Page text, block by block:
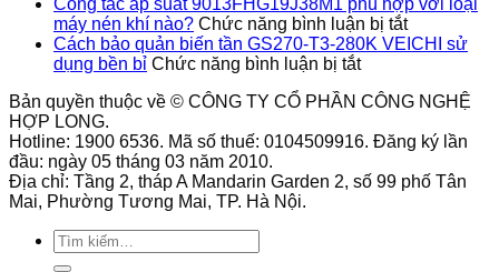
hỗ
trợ
thế
đặt?
độ
an
hệ
dụng
thực
tế
công
áp
suất
9013FHG3J27M1
Telemecanique
Công tắc áp suất 9013FHG19J38M1 phù hợp với loại
máy nén khí nào? Chức năng bình luận bị tắtở
Công
suất
phù
với
Cách bảo quản biến tần GS270-T3-280K VEICHI sử
dụng bền bỉ Chức năng bình luận bị tắtở
bảo
biến
GS270-
Bản quyền thuộc về © CÔNG TY CỔ PHẦN CÔNG NGHỆ
HỢP LONG.
Hotline: 1900 6536. Mã số thuế: 0104509916. Đăng ký lần
đầu: ngày 05 tháng 03 năm 2010.
Địa chỉ: Tầng 2, tháp A Mandarin Garden 2, số 99 phố Tân
Mai, Phường Tương Mai, TP. Hà Nội.
Tìm
kiếm: